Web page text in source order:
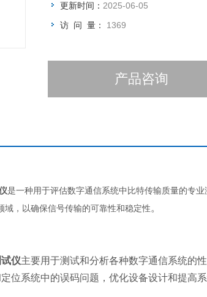
更新时间： 2025-06-05
访 问 量： 1369
产品咨询
是一种用于评估数字通信系统中比特传输质量的专
域，以确保信号传输的可靠性和稳定性 。
仪主要用于测试和分析各种数字通信系统的
位系统中的误码问题，优化设备设计和提高系